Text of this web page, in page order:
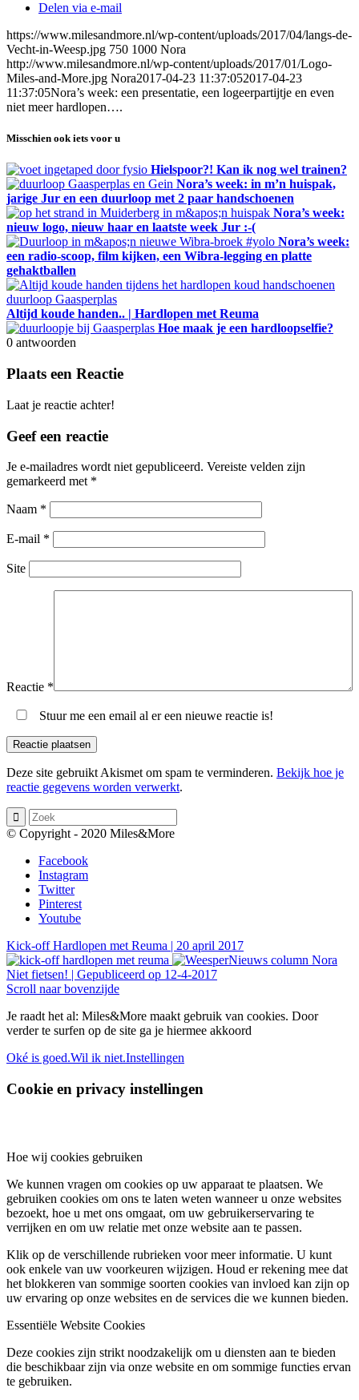
Delen via e-mail
https://www.milesandmore.nl/wp-content/uploads/2017/04/langs-de-
Vecht-in-Weesp.jpg 750 1000 Nora
http://www.milesandmore.nl/wp-content/uploads/2017/01/Logo-
Miles-and-More.jpg Nora2017-04-23 11:37:052017-04-23
11:37:05Nora’s week: een presentatie, een logeerpartijtje en even
niet meer hardlopen….
Misschien ook iets voor u
Hielspoor?! Kan ik nog wel trainen?
Nora’s week: in m’n huispak,
jarige Jur en een duurloop met 2 paar handschoenen
Nora’s week:
nieuw logo, nieuw haar en laatste week Jur :-(
Nora’s week:
een radio-scoop, film kijken, een Wibra-legging en platte
gehaktballen
Altijd koude handen.. | Hardlopen met Reuma
Hoe maak je een hardloopselfie?
0 antwoorden
Plaats een Reactie
Laat je reactie achter!
Geef een reactie
Je e-mailadres wordt niet gepubliceerd. Vereiste velden zijn
gemarkeerd met *
Naam *
E-mail *
Site
Reactie *
Stuur me een email al er een nieuwe reactie is!
Deze site gebruikt Akismet om spam te verminderen. Bekijk hoe je
reactie gegevens worden verwerkt.
© Copyright - 2020 Miles&More
Facebook
Instagram
Twitter
Pinterest
Youtube
Kick-off Hardlopen met Reuma | 20 april 2017
Niet fietsen! | Gepubliceerd op 12-4-2017
Scroll naar bovenzijde
Je raadt het al: Miles&More maakt gebruik van cookies. Door
verder te surfen op de site ga je hiermee akkoord
Oké is goed.Wil ik niet.Instellingen
Cookie en privacy instellingen
Hoe wij cookies gebruiken
We kunnen vragen om cookies op uw apparaat te plaatsen. We
gebruiken cookies om ons te laten weten wanneer u onze websites
bezoekt, hoe u met ons omgaat, om uw gebruikerservaring te
verrijken en om uw relatie met onze website aan te passen.
Klik op de verschillende rubrieken voor meer informatie. U kunt
ook enkele van uw voorkeuren wijzigen. Houd er rekening mee dat
het blokkeren van sommige soorten cookies van invloed kan zijn op
uw ervaring op onze websites en de services die we kunnen bieden.
Essentiële Website Cookies
Deze cookies zijn strikt noodzakelijk om u diensten aan te bieden
die beschikbaar zijn via onze website en om sommige functies ervan
te gebruiken.